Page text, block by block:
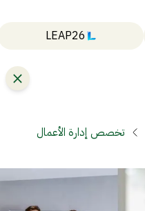
LEAP26
تخصص إدارة الأعمال